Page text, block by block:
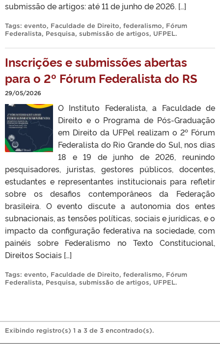
submissão de artigos: até 11 de junho de 2026. […]
Tags: evento, Faculdade de Direito, federalismo, Fórum
Federalista, Pesquisa, submissão de artigos, UFPEL.
Inscrições e submissões abertas
para o 2º Fórum Federalista do RS
29/05/2026
O Instituto Federalista, a Faculdade de
Direito e o Programa de Pós-Graduação
em Direito da UFPel realizam o 2º Fórum
Federalista do Rio Grande do Sul, nos dias
18 e 19 de junho de 2026, reunindo
pesquisadores, juristas, gestores públicos, docentes,
estudantes e representantes institucionais para refletir
sobre os desafios contemporâneos da Federação
brasileira. O evento discute a autonomia dos entes
subnacionais, as tensões políticas, sociais e jurídicas, e o
impacto da configuração federativa na sociedade, com
painéis sobre Federalismo no Texto Constitucional,
Direitos Sociais […]
Tags: evento, Faculdade de Direito, federalismo, Fórum
Federalista, Pesquisa, submissão de artigos, UFPEL.
Exibindo registro(s) 1 a 3 de 3 encontrado(s).